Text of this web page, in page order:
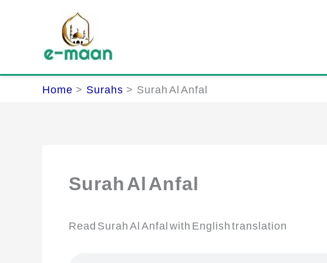
Home Surahs Surah Al Anfal
Surah Al Anfal
Read Surah Al Anfal with English translation